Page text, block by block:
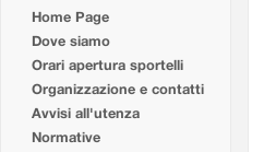
Home Page
Dove siamo
Orari apertura sportelli
Organizzazione e contatti
Avvisi all'utenza
Normative